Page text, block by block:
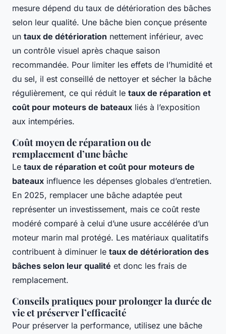
mesure dépend du taux de détérioration des bâches
selon leur qualité. Une bâche bien conçue présente
un taux de détérioration nettement inférieur, avec
un contrôle visuel après chaque saison
recommandée. Pour limiter les effets de l’humidité et
du sel, il est conseillé de nettoyer et sécher la bâche
régulièrement, ce qui réduit le taux de réparation et
coût pour moteurs de bateaux liés à l’exposition
aux intempéries.
Coût moyen de réparation ou de
remplacement d’une bâche
Le taux de réparation et coût pour moteurs de
bateaux influence les dépenses globales d’entretien.
En 2025, remplacer une bâche adaptée peut
représenter un investissement, mais ce coût reste
modéré comparé à celui d’une usure accélérée d’un
moteur marin mal protégé. Les matériaux qualitatifs
contribuent à diminuer le taux de détérioration des
bâches selon leur qualité et donc les frais de
remplacement.
Conseils pratiques pour prolonger la durée de
vie et préserver l’efficacité
Pour préserver la performance, utilisez une bâche